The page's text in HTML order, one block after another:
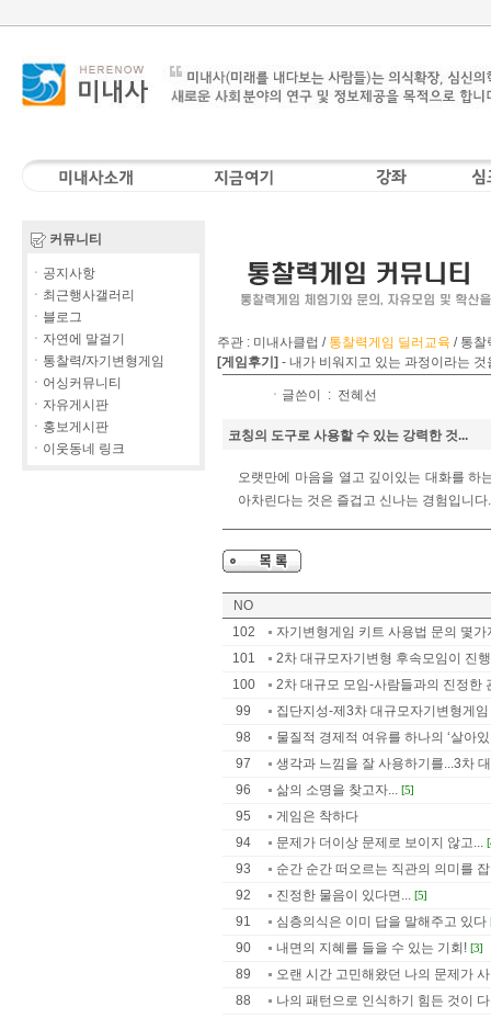
커뮤니티
ㆍ공지사항
ㆍ최근행사갤러리
ㆍ블로그
ㆍ자연에 말걸기
ㆍ통찰력/자기변형게임
ㆍ어싱커뮤니티
ㆍ자유게시판
ㆍ홍보게시판
ㆍ이웃동네 링크
주관 : 미내사클럽 / 통찰력게임 딜러교육 / 통찰
[게임후기] - 내가 비워지고 있는 과정이라는 것
ㆍ글쓴이 : 전혜선
코칭의 도구로 사용할 수 있는 강력한 것...
오랫만에 마음을 열고 깊이있는 대화를 하
아차린다는 것은 즐겁고 신나는 경험입니
NO
102
자기변형게임 키트 사용법 문의 몇가
101
2차 대규모자기변형 후속모임이 진
100
2차 대규모 모임-사람들과의 진정한
99
집단지성-제3차 대규모자기변형게
98
물질적 경제적 여유를 하나의 ‘살아
97
생각과 느낌을 잘 사용하기를...3차
96
삶의 소명을 찾고자... [5]
95
게임은 착하다
94
문제가 더이상 문제로 보이지 않고...
93
순간 순간 떠오르는 직관의 의미를
92
진정한 물음이 있다면... [5]
91 심층의식은 이미 답을 말해주고 있다
90 내면의 지혜를 들을 수 있는 기회! [3]
89
오랜 시간 고민해왔던 나의 문제가
88
나의 패턴으로 인식하기 힘든 것이